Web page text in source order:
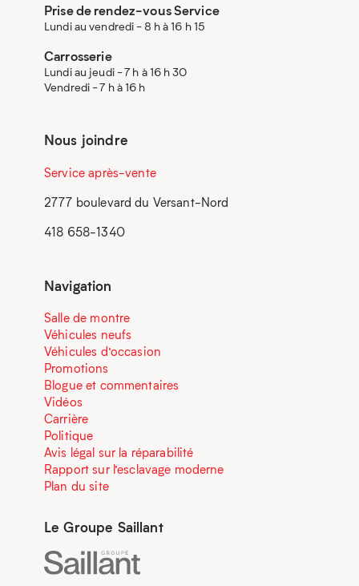
Prise de rendez-vous Service
Lundi au vendredi - 8 h à 16 h 15
Carrosserie
Lundi au jeudi - 7 h à 16 h 30
Vendredi - 7 h à 16 h
Nous joindre
Service après-vente
2777 boulevard du Versant-Nord
418 658-1340
Navigation
Salle de montre
Véhicules neufs
Véhicules d’occasion
Promotions
Blogue et commentaires
Vidéos
Carrière
Politique
Avis légal sur la réparabilité
Rapport sur l’esclavage moderne
Plan du site
Le Groupe Saillant